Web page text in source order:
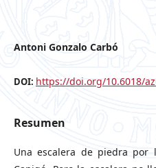
Antoni Gonzalo Carbó
DOI: https://doi.org/10.6018/
Resumen
Una escalera de piedra por